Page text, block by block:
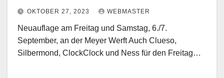
OKTOBER 27, 2023 WEBMASTER
Neuauflage am Freitag und Samstag, 6./7.
September, an der Meyer Werft Auch Clueso,
Silbermond, ClockClock und Ness für den Freitag…